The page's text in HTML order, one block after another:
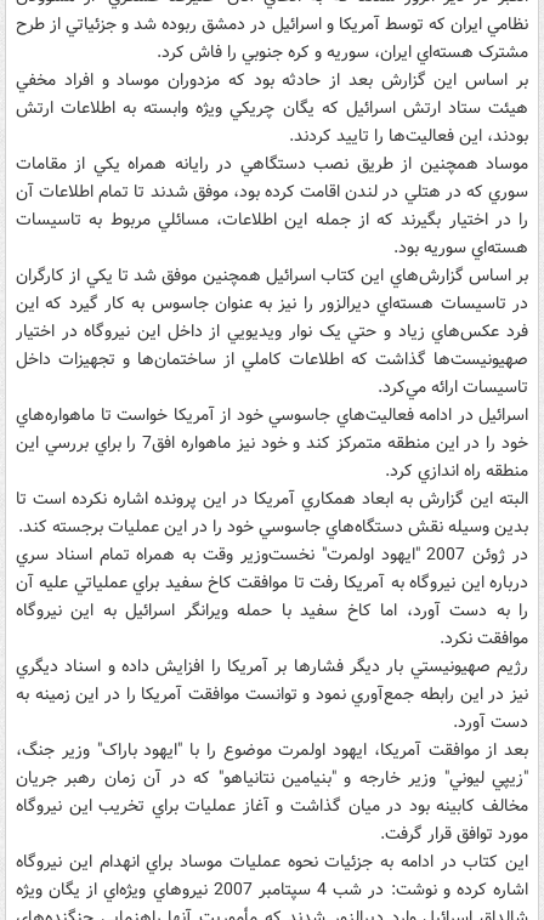
نظامي ايران که توسط آمريکا و اسرائيل در دمشق ربوده شد و جزئياتي از طرح
مشترک هسته‌اي ايران، سوريه و کره جنوبي را فاش کرد.
بر اساس اين گزارش بعد از حادثه بود که مزدوران موساد و افراد مخفي
هيئت ستاد ارتش اسرائيل که يگان چريکي ويژه وابسته به اطلاعات ارتش
بودند، اين فعاليت‌ها را تاييد کردند.
موساد همچنين از طريق نصب دستگاهي در رايانه همراه يکي از مقامات
سوري که در هتلي در لندن اقامت کرده بود، موفق شدند تا تمام اطلاعات آن
را در اختيار بگيرند که از جمله اين اطلاعات، مسائلي مربوط به تاسيسات
هسته‌اي سوريه بود.
بر اساس گزارش‌هاي اين کتاب اسرائيل همچنين موفق شد تا يکي از کارگران
در تاسيسات هسته‌اي ديرالزور را نيز به عنوان جاسوس به کار گيرد که اين
فرد عکس‌هاي زياد و حتي يک نوار ويديويي از داخل اين نيروگاه در اختيار
صهيونيست‌ها گذاشت که اطلاعات کاملي از ساختمان‌ها و تجهيزات داخل
تاسيسات ارائه مي‌کرد.
اسرائيل در ادامه فعاليت‌هاي جاسوسي خود از آمريکا خواست تا ماهواره‌هاي
خود را در اين منطقه متمرکز کند و خود نيز ماهواره افق7 را براي بررسي اين
منطقه راه اندازي کرد.
البته اين گزارش به ابعاد همکاري آمريکا در اين پرونده اشاره نکرده است تا
بدين وسيله نقش دستگاه‌هاي جاسوسي خود را در اين عمليات برجسته کند.
در ژوئن 2007 "ايهود اولمرت" نخست‌وزير وقت به همراه تمام اسناد سري
درباره اين نيروگاه به آمريکا رفت تا موافقت کاخ سفيد براي عملياتي عليه آن
را به دست آورد، اما کاخ سفيد با حمله ويرانگر اسرائيل به اين نيروگاه
موافقت نکرد.
رژيم صهيونيستي بار ديگر فشارها بر آمريکا را افزايش داده و اسناد ديگري
نيز در اين رابطه جمع‌آوري نمود و توانست موافقت آمريکا را در اين زمينه به
دست آورد.
بعد از موافقت آمريکا، ايهود اولمرت موضوع را با "ايهود باراک" وزير جنگ،
"زيپي ليوني" وزير خارجه و "بنيامين نتانياهو" که در آن زمان رهبر جريان
مخالف کابينه بود در ميان گذاشت و آغاز عمليات براي تخريب اين نيروگاه
مورد توافق قرار گرفت.
اين کتاب در ادامه به جزئيات نحوه عمليات موساد براي انهدام اين نيروگاه
اشاره کرده و نوشت: در شب 4 سپتامبر 2007 نيروهاي ويژه‌اي از يگان ويژه